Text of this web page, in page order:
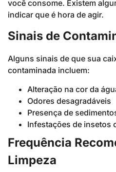
você consome. Existem
indicar que é hora de agir.
Sinais de
Alguns sinais de que sua
contaminada incluem:
Alteração na cor da
Odores desagradáveis
Presença de
Infestações de insetos
Frequência
Limpeza